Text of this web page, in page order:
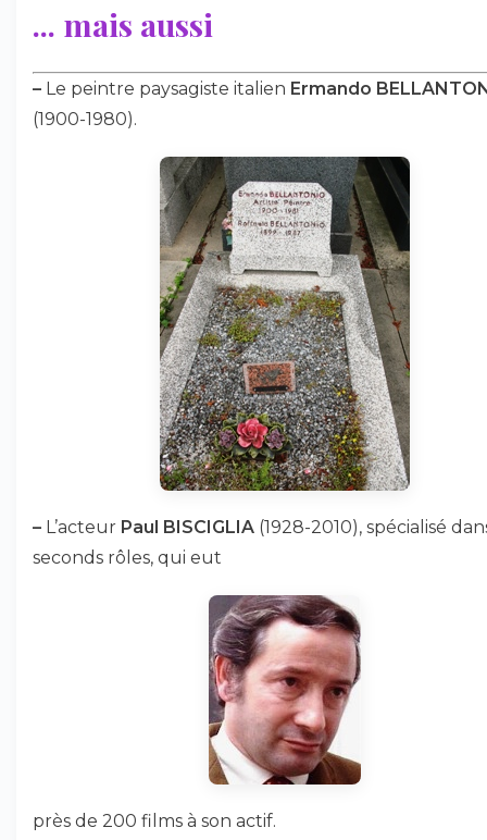
... mais aussi
– Le peintre paysagiste italien Ermando
(1900-1980).
– L’acteur Paul BISCIGLIA (1928-2010), spécialisé
seconds rôles, qui eut
près de 200 films à son actif.